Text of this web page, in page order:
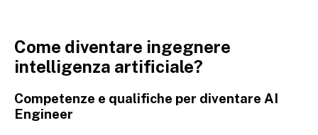
Come diventare ingegnere
intelligenza artificiale?
Competenze e qualifiche per diventare AI
Engineer